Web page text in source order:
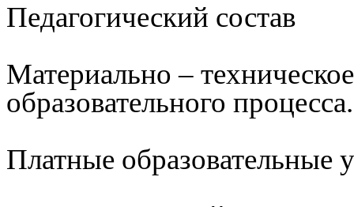
Педагогический состав
Материально –
образовательного
Платные образовательные